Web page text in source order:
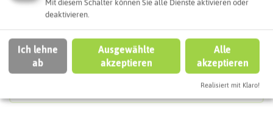
Routenplanung zum Ziel:
ÖPNV-Route finden
Mit diesem Schalter können Sie alle Dienste aktivieren oder
deaktivieren.
Ich lehne
ab
Ausgewählte
akzeptieren
Alle
akzeptieren
Realisiert mit Klaro!